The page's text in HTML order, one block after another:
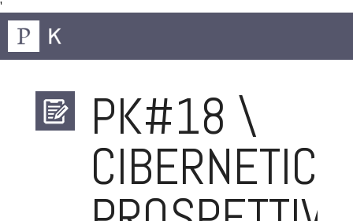
'
PK#18 \
CIBERNETICA.